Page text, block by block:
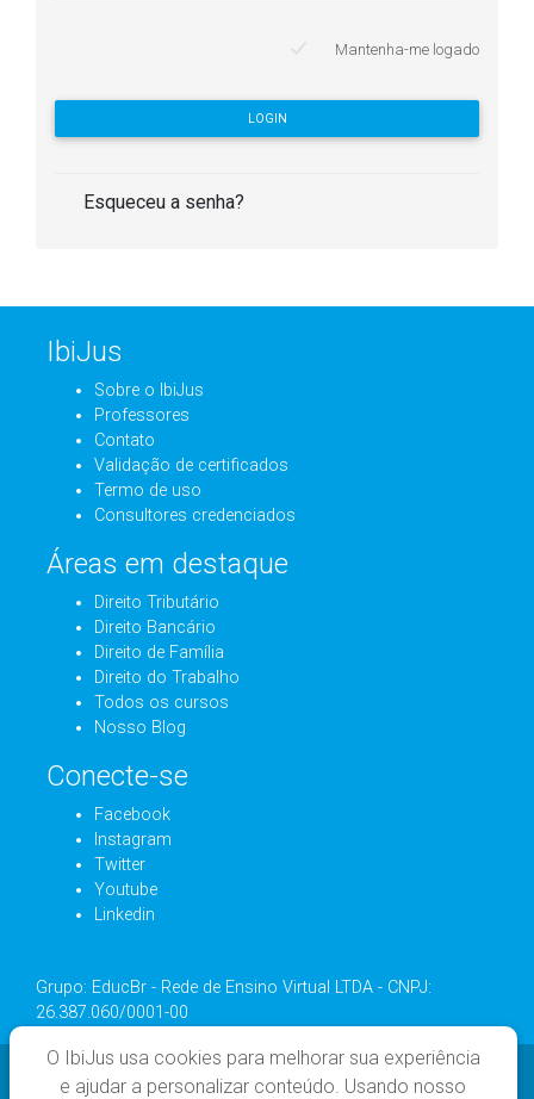
Mantenha-me logado
LOGIN
Esqueceu a senha?
IbiJus
Sobre o IbiJus
Professores
Contato
Validação de certificados
Termo de uso
Consultores credenciados
Áreas em destaque
Direito Tributário
Direito Bancário
Direito de Família
Direito do Trabalho
Todos os cursos
Nosso Blog
Conecte-se
Facebook
Instagram
Twitter
Youtube
Linkedin
Grupo: EducBr - Rede de Ensino Virtual LTDA - CNPJ:
26.387.060/0001-00
O IbiJus usa cookies para melhorar sua experiência
e ajudar a personalizar conteúdo. Usando nosso